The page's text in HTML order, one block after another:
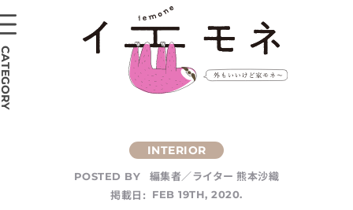
POSTED BY
編集者／ライター 熊本沙織
掲載日:
FEB 19TH, 2020.